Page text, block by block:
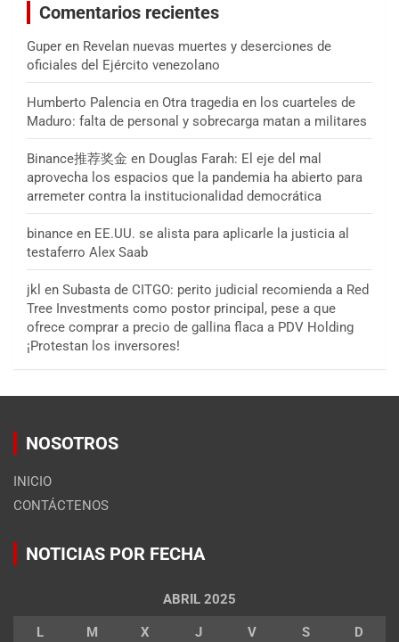
Comentarios recientes
Guper en Revelan nuevas muertes y deserciones de
oficiales del Ejército venezolano
Humberto Palencia en Otra tragedia en los cuarteles de
Maduro: falta de personal y sobrecarga matan a militares
Binance推荐奖金 en Douglas Farah: El eje del mal
aprovecha los espacios que la pandemia ha abierto para
arremeter contra la institucionalidad democrática
binance en EE.UU. se alista para aplicarle la justicia al
testaferro Alex Saab
jkl en Subasta de CITGO: perito judicial recomienda a Red
Tree Investments como postor principal, pese a que
ofrece comprar a precio de gallina flaca a PDV Holding
¡Protestan los inversores!
NOSOTROS
INICIO
CONTÁCTENOS
NOTICIAS POR FECHA
ABRIL 2025
L M X J V S D